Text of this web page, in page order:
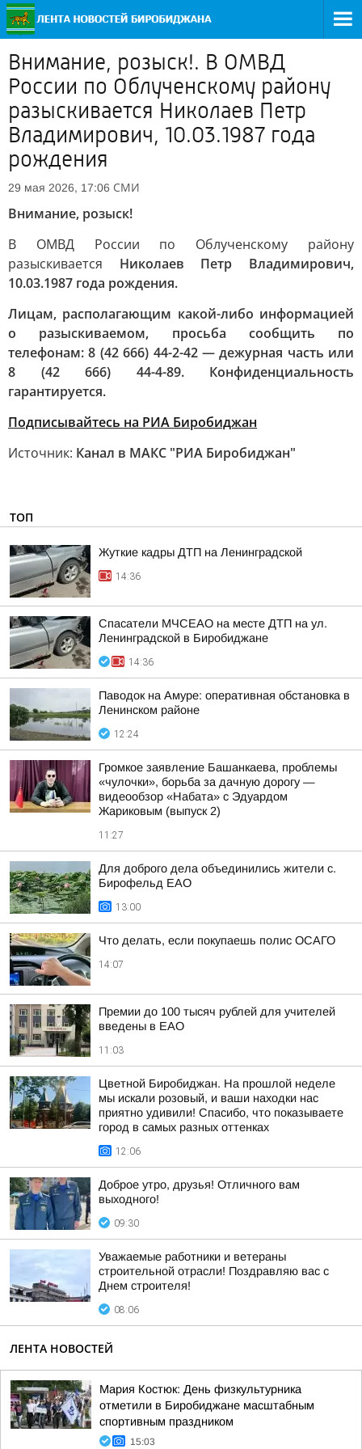
Внимание, розыск!. В ОМВД
России по Облученскому району
разыскивается Николаев Петр
Владимирович, 10.03.1987 года
рождения
29 мая 2026, 17:06 СМИ
Внимание, розыск!
В ОМВД России по Облученскому району
разыскивается Николаев Петр Владимирович,
10.03.1987 года рождения.
Лицам, располагающим какой-либо информацией
о разыскиваемом, просьба сообщить по
телефонам: 8 (42 666) 44-2-42 — дежурная часть или
8 (42 666) 44-4-89. Конфиденциальность
гарантируется.
Подписывайтесь на РИА Биробиджан
Источник: Канал в МАКС "РИА Биробиджан"
ТОП
Жуткие кадры ДТП на Ленинградской
14:36
Спасатели МЧСЕАО на месте ДТП на ул.
Ленинградской в Биробиджане
14:36
Паводок на Амуре: оперативная обстановка в
Ленинском районе
12:24
Громкое заявление Башанкаева, проблемы
«чулочки», борьба за дачную дорогу —
видеообзор «Набата» с Эдуардом
Жариковым (выпуск 2)
11:27
Для доброго дела объединились жители с.
Бирофельд ЕАО
13:00
Что делать, если покупаешь полис ОСАГО
14:07
Премии до 100 тысяч рублей для учителей
введены в ЕАО
11:03
Цветной Биробиджан. На прошлой неделе
мы искали розовый, и ваши находки нас
приятно удивили! Спасибо, что показываете
город в самых разных оттенках
12:06
Доброе утро, друзья! Отличного вам
выходного!
09:30
Уважаемые работники и ветераны
строительной отрасли! Поздравляю вас с
Днем строителя!
08:06
ЛЕНТА НОВОСТЕЙ
Мария Костюк: День физкультурника
отметили в Биробиджане масштабным
спортивным праздником
15:03